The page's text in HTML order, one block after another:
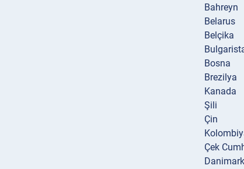
Bahreyn
Belarus
Belçika
Bosna
Brezilya
Kanada
Şili
Çin
Çek